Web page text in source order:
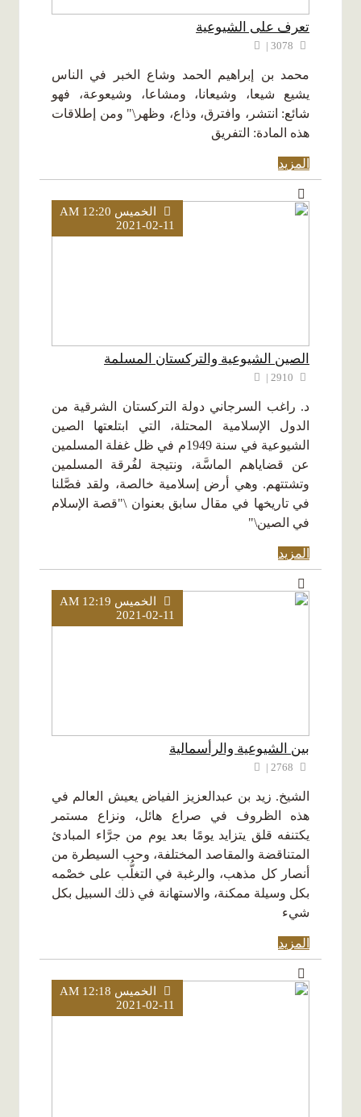
تعرف على الشيوعية
محمد بن إبراهيم الحمد وشاع الخبر في الناس
يشيع شيعا، وشيعانا، ومشاعا، وشيعوعة، فهو
شائع: انتشر، وافترق، وذاع، وظهر\" ومن إطلاقات
هذه المادة: التفريق
المزيد
الخميس AM 12:20
2021-02-11
الصين الشيوعية والتركستان المسلمة
د. راغب السرجاني دولة التركستان الشرقية من
الدول الإسلامية المحتلة، التي ابتلعتها الصين
الشيوعية في سنة 1949م في ظل غفلة المسلمين
عن قضاياهم الماسَّة، ونتيجة لفُرقة المسلمين
وتشتتهم. وهي أرض إسلامية خالصة، ولقد فصَّلنا
في تاريخها في مقال سابق بعنوان \"قصة الإسلام
في الصين\"
المزيد
الخميس AM 12:19
2021-02-11
بين الشيوعية والرأسمالية
الشيخ. زيد بن عبدالعزيز الفياض يعيش العالم في
هذه الظروف في صراع هائل، ونزاع مستمر
يكتنفه قلق يتزايد يومًا بعد يوم من جرَّاء المبادئ
المتناقضة والمقاصد المختلفة، وحب السيطرة من
أنصار كل مذهب، والرغبة في التغلُّب على خصْمه
بكل وسيلة ممكنة، والاستهانة في ذلك السبيل بكل
شيء
المزيد
الخميس AM 12:18
2021-02-11